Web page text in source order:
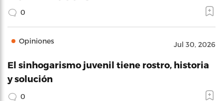
0
Opiniones Jul 30, 2026
El sinhogarismo juvenil tiene rostro, historia
y solución
0